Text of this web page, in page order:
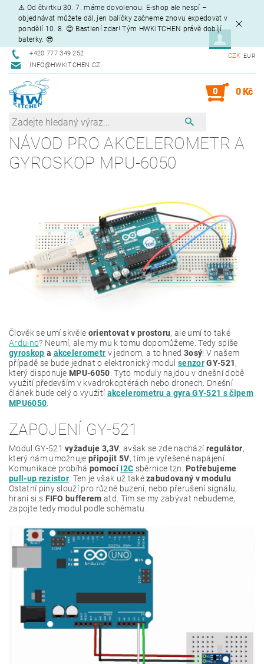
⚠️ Od čtvrtku 30. 7. máme dovolenou. E-shop ale nespí –
objednávat můžete dál, jen balíčky začneme znovu expedovat v
pondělí 10. 8. 😊 Bastlení zdar! Tým HWKITCHEN právě dobíjí
baterky. 😎
+420 777 349 252
INFO@HWKITCHEN.CZ
CZK EUR
0 0 Kč
NÁVOD PRO AKCELEROMETR A
GYROSKOP MPU-6050
Člověk se umí skvěle orientovat v prostoru, ale umí to také
Arduino? Neumí, ale my mu k tomu dopomůžeme. Tedy spíše
gyroskop a akcelerometr v jednom, a to hned3osý! V našem
případě se bude jednat o elektronický modulsenzorGY-521,
který disponuje MPU-6050 . Tyto moduly najdou v dnešní době
využití především v kvadrokoptérách nebo dronech. Dnešní
článek bude celý o využití akcelerometru a gyra GY-521 s čipem
MPU6050
ZAPOJENÍ GY-521
Modul GY-521vyžaduje 3,3V, avšak se zde nachází regulátor,
který nám umožnujepřipojit 5V, tím je vyřešené napájení.
Komunikace probíhápomocí I2C sběrnice tzn. Potřebujeme
pull-up rezistor . Ten je však už takézabudovaný v modulu
Ostatní piny slouží pro různé buzení, nebo přerušení signálu,
hraní si s FIFO bufferem atd. Tím se my zabývat nebudeme,
zapojte tedy modul podle schématu.